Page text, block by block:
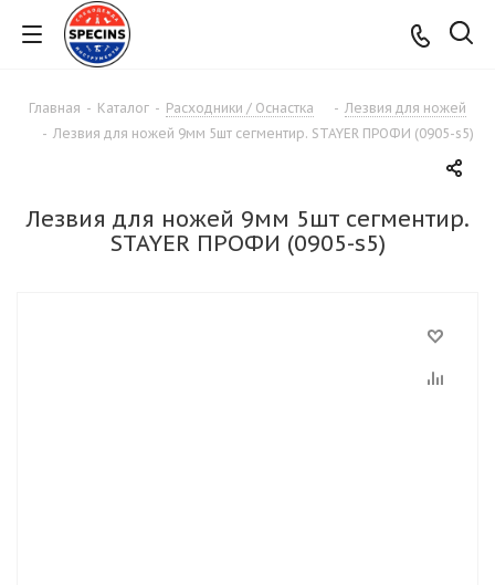
Главная - Каталог - Расходники / Оснастка - Лезвия для ножей
- Лезвия для ножей 9мм 5шт сегментир. STAYER ПРОФИ (0905-s5)
Лезвия для ножей 9мм 5шт сегментир.
STAYER ПРОФИ (0905-s5)